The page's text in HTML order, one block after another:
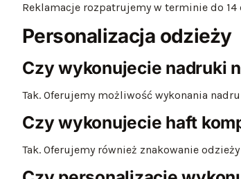
Reklamacje rozpatrujemy w terminie do
Personalizacja odzieży
Czy wykonujecie nadruki
Tak. Oferujemy możliwość wykonania
Czy wykonujecie haft
Tak. Oferujemy również znakowanie